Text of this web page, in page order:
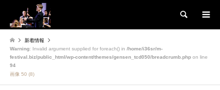
検索
新着情報
Warning: Invalid argument supplied for foreach() in /home/i36sr/m-
festival.biz/public_html/wp-content/themes/gensen_tcd050/breadcrumb.php on line
94
画像 50 (8)